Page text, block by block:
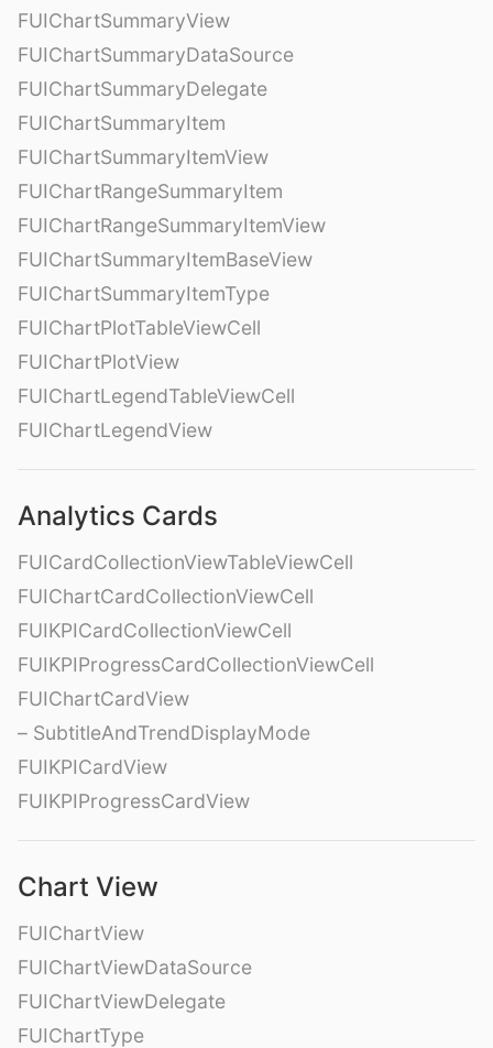
FUIChartSummaryView
FUIChartSummaryDataSource
FUIChartSummaryDelegate
FUIChartSummaryItem
FUIChartSummaryItemView
FUIChartRangeSummaryItem
FUIChartRangeSummaryItemView
FUIChartSummaryItemBaseView
FUIChartSummaryItemType
FUIChartPlotTableViewCell
FUIChartPlotView
FUIChartLegendTableViewCell
FUIChartLegendView
Analytics Cards
FUICardCollectionViewTableViewCell
FUIChartCardCollectionViewCell
FUIKPICardCollectionViewCell
FUIKPIProgressCardCollectionViewCell
FUIChartCardView
– SubtitleAndTrendDisplayMode
FUIKPICardView
FUIKPIProgressCardView
Chart View
FUIChartView
FUIChartViewDataSource
FUIChartViewDelegate
FUIChartType